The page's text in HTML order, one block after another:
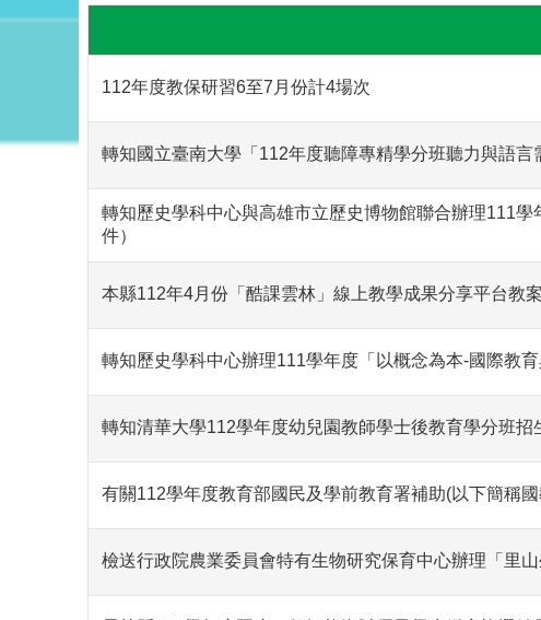
112年度教保研習6至7月份計4場次
轉知國立臺南大學「112年度聽障專精學分班聽力與語言
轉知歷史學科中心與高雄市立歷史博物館聯合辦理111
件）
本縣112年4月份「酷課雲林」線上教學成果分享平台教
轉知歷史學科中心辦理111學年度「以概念為本-國際教
轉知清華大學112學年度幼兒園教師學士後教育學分班招
有關112學年度教育部國民及學前教育署補助(以下簡稱
檢送行政院農業委員會特有生物研究保育中心辦理「里